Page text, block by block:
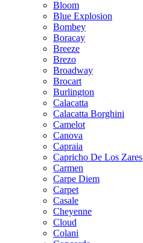
Bloom
Blue Explosion
Bombey
Boracay
Breeze
Brezo
Broadway
Brocart
Burlington
Calacatta
Calacatta Borghini
Camelot
Canova
Capraia
Capricho De Los Zares
Carmen
Carpe Diem
Carpet
Casale
Cheyenne
Cloud
Colani